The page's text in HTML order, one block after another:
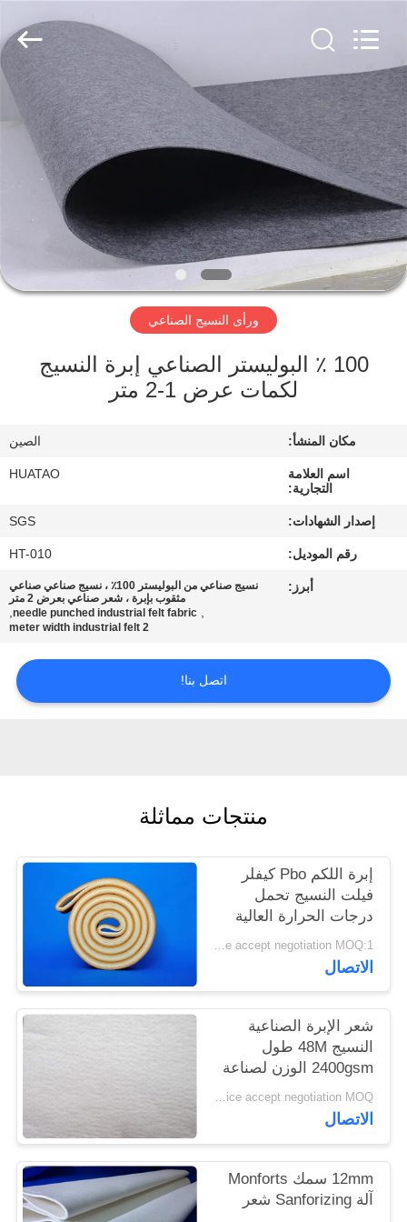
مسكن
منتجات
معلومات
عنا
جولة
المعمل
الجودة
اتصل
اطلب
اقتباس
POLICY
Reserved.
ورأى النسيج الصناعي
100 ٪ البوليستر الصناعي إبرة النسيج
لكمات عرض 1-2 متر
مكان المنشأ: الصين
اسم العلامة
التجارية:
HUATAO
إصدار الشهادات: SGS
رقم الموديل: HT-010
أبرز:
نسيج صناعي من البوليستر 100٪ ، نسيج صناعي صناعي
مثقوب بإبرة ، شعر صناعي بعرض 2 متر
,
needle punched industrial felt fabric
,
2 meter width industrial felt
اتصل بنا!
منتجات مماثلة
إبرة اللكم Pbo كيفلر
فيلت النسيج تحمل
درجات الحرارة العالية
Price accept negotiation MOQ:1 متر مربع
الاتصال
شعر الإبرة الصناعية
النسيج 48M طول
2400gsm الوزن لصناعة
الاسمنت
Price accept negotiation MOQ:جهاز كمبيوتر واحد
الاتصال
12mm سمك Monforts
آلة Sanforizing شعر